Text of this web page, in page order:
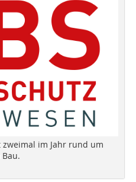
zweimal im Jahr rund um